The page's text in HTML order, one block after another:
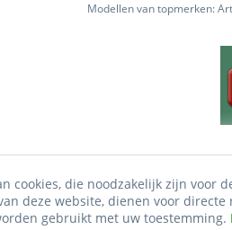
Modellen van topmerken:
cookies, die noodzakelijk zijn
deze website, dienen voor
gebruikt met uw toestemming.